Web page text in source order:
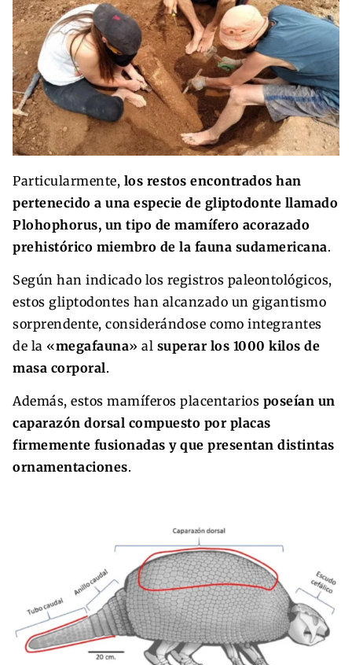
Particularmente, los restos encontrados han
pertenecido a una especie de gliptodonte llamado
Plohophorus, un tipo de mamífero acorazado
prehistórico miembro de la fauna sudamericana.
Según han indicado los registros paleontológicos,
estos gliptodontes han alcanzado un gigantismo
sorprendente, considerándose como integrantes
de la «megafauna» al superar los 1000 kilos de
masa corporal.
Además, estos mamíferos placentarios poseían un
caparazón dorsal compuesto por placas
firmemente fusionadas y que presentan distintas
ornamentaciones.